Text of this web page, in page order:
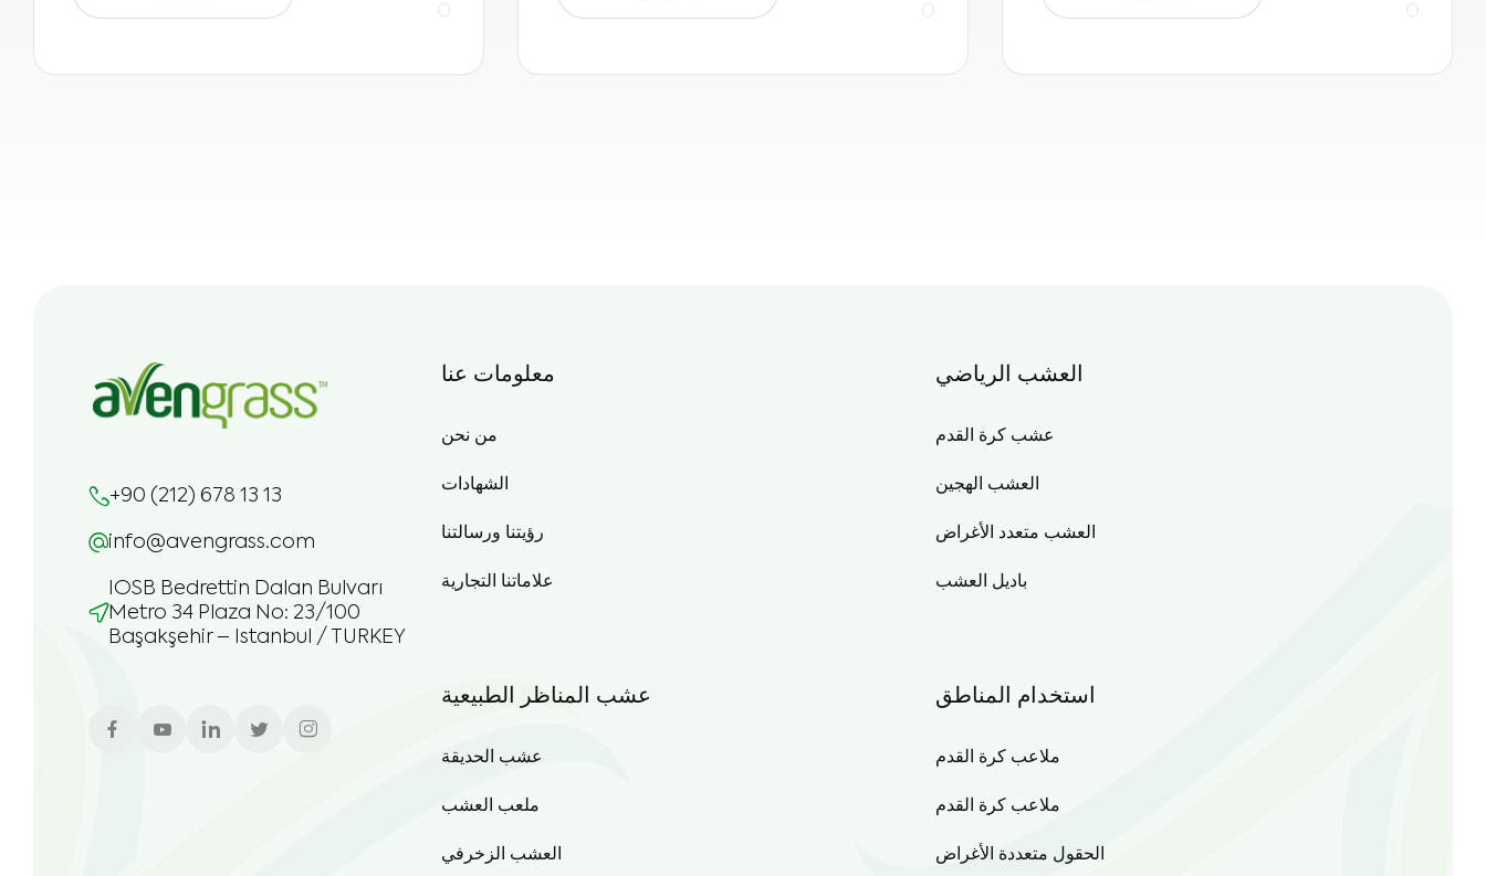
+90 (212) 678 13 13
info@avengrass.com
IOSB Bedrettin Dalan Bulvarı
Metro 34 Plaza No: 23/100
Başakşehir – Istanbul / TURKEY
معلومات عنا
من نحن
الشهادات
رؤيتنا ورسالتنا
علاماتنا التجارية
العشب الرياضي
عشب كرة القدم
العشب الهجين
العشب متعدد الأغراض
باديل العشب
عشب المناظر الطبيعية
عشب الحديقة
ملعب العشب
العشب الزخرفي
استخدام المناطق
ملاعب كرة القدم
ملاعب كرة القدم
الحقول متعددة الأغراض